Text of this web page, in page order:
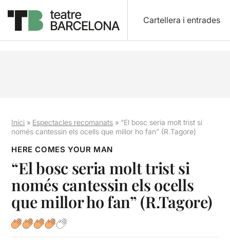
Cartellera i entrades
Inici » Espectacles recomanats » “El bosc seria molt trist si
només cantessin els ocells que millor ho fan” (R.Tagore)
HERE COMES YOUR MAN
“El bosc seria molt trist si
només cantessin els ocells
que millor ho fan” (R.Tagore)